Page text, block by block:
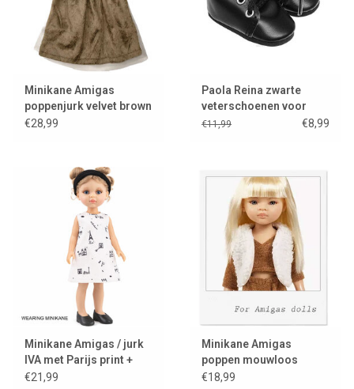
Minikane Amigas
poppenjurk velvet brown
met Minikane
€28,99
Paola Reina zwarte
veterschoenen voor
Amigas poppen
€11,99 €8,99
Minikane Amigas / jurk
IVA met Parijs print +
zwarte haarband
€21,99
Minikane Amigas
poppen mouwloos
vestje van imitatiebont /
€18,99